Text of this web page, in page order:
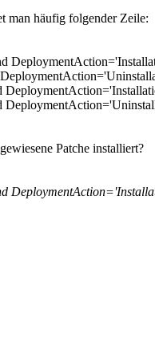
man häufig folgender Zeile:
Patche installiert?